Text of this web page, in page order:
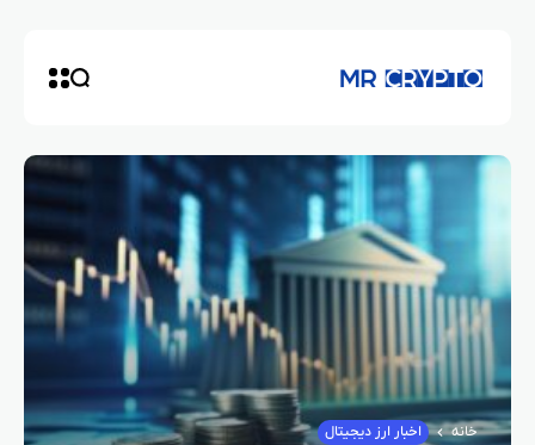
خانه اخبار ارز دیجیتال